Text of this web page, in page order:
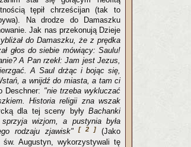
tępił chrześcijan (tak to
Na drodze do Damaszku
Jak nas przekonują Dzieje
do Damaszku, że z prędka
głos do siebie mówiący: Saulu!
A Pan rzekł: Jam jest Jezus,
A Saul drżąc i bojąc się,
a wnijdź do miasta, a tam ci
Deschner: "nie trzeba wykluczać
Historia religii zna wszak
dla tej sceny były Bachanki
wizjom, a pustynia była
rodzaju zjawisk"[ 2 ]
(Jako
Augustyn, wykorzystywali tę